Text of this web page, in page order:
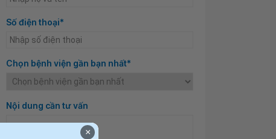
Số điện thoại*
Chọn bệnh viện gần bạn nhất*
Nội dung cần tư vấn
×